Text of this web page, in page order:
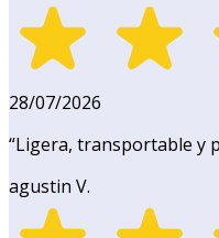
28/07/2026
“Ligera, transportable y
agustin V.